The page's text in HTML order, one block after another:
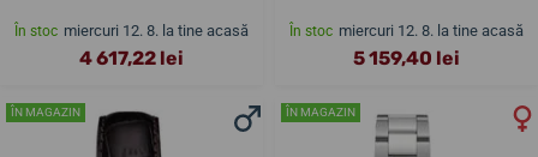
În stoc miercuri 12. 8. la tine acasă
4 617,22 lei
În stoc miercuri 12. 8. la tine acasă
5 159,40 lei
ÎN MAGAZIN ÎN MAGAZIN